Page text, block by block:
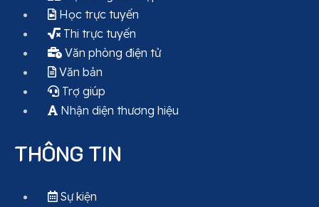
Học trực tuyến
Thi trực tuyến
Văn phòng điện tử
Văn bản
Trợ giúp
Nhận diện thương hiệu
THÔNG TIN
Sự kiện